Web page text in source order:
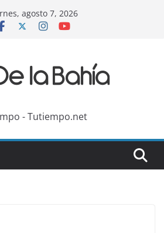
agosto 7, 2026
- Tutiempo.net